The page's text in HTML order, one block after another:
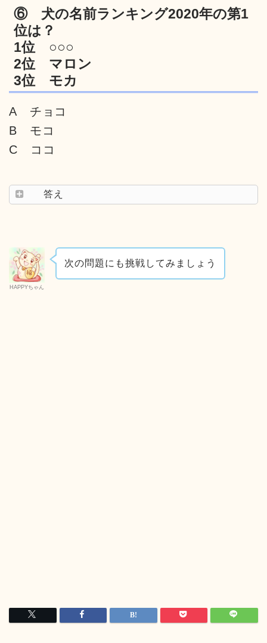
⑥ 犬の名前ランキング2020年の第1
位は？
1位 ○○○
2位 マロン
3位 モカ
A チョコ
B モコ
C ココ
答え
HAPPYちゃん
次の問題にも挑戦してみましょう